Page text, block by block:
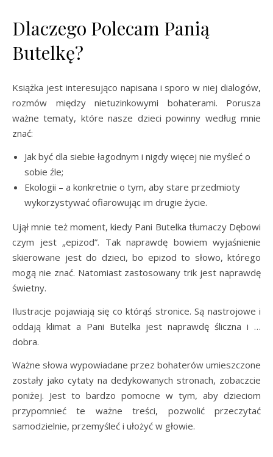
Dlaczego Polecam Panią
Butelkę?
Książka jest interesująco napisana i sporo w niej dialogów,
rozmów między nietuzinkowymi bohaterami. Porusza
ważne tematy, które nasze dzieci powinny według mnie
znać:
Jak być dla siebie łagodnym i nigdy więcej nie myśleć o
sobie źle;
Ekologii – a konkretnie o tym, aby stare przedmioty
wykorzystywać ofiarowując im drugie życie.
Ujął mnie też moment, kiedy Pani Butelka tłumaczy Dębowi
czym jest „epizod”. Tak naprawdę bowiem wyjaśnienie
skierowane jest do dzieci, bo epizod to słowo, którego
mogą nie znać. Natomiast zastosowany trik jest naprawdę
świetny.
Ilustracje pojawiają się co którąś stronice. Są nastrojowe i
oddają klimat a Pani Butelka jest naprawdę śliczna i …
dobra.
Ważne słowa wypowiadane przez bohaterów umieszczone
zostały jako cytaty na dedykowanych stronach, zobaczcie
poniżej. Jest to bardzo pomocne w tym, aby dzieciom
przypomnieć te ważne treści, pozwolić przeczytać
samodzielnie, przemyśleć i ułożyć w głowie.